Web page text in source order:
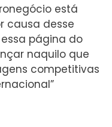
está
causa desse
página do
naquilo que
competitivas